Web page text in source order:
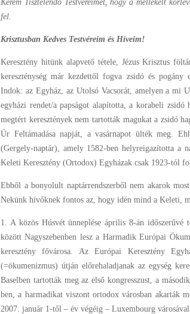
Kérem Tisztelendő Testvéreimet, hogy a mellékelt
fel.
Krisztusban Kedves Testvéreim és Híveim!
Keresztény hitünk alapvető tétele, Jézus Krisztus
kereszténység már kezdettől fogva zsidó és pogány
Indok: az Egyház, az Utolsó Vacsorát, amelyen a mi
egyházi rendet/a papságot alapította, a korabeli
megtért keresztények nem tartották magukat a zsidó
Úr Feltámadása napját, a vasárnapot ülték meg.
(Gergely-naptár), amely 1582-ben helyreigazította a
Keleti Keresztény (Ortodox) Egyházak csak 1923-tól
Ebből a bonyolult naptárrendszerből nem akarok
Nekünk hívőknek fontos az, hogy idén mind a Keleti,
1. A közös Húsvét ünneplése április 8-án időszerűvé
között Nagyszebenben lesz a Harmadik Európai
keresztény fővárosa. Az Európai Keresztény
(=ökumenizmus) útján előrehaladjanak az egység
Baselben tartották meg az első kongresszust, a
ben, a harmadikat viszont ortodox városban akarták
2007. január 1-től – év végéig – Luxembourg